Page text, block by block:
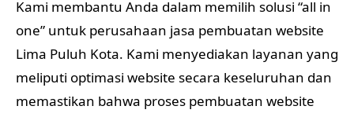
Kami membantu Anda dalam memilih solusi “all in
one” untuk perusahaan jasa pembuatan website
Lima Puluh Kota. Kami menyediakan layanan yang
meliputi optimasi website secara keseluruhan dan
memastikan bahwa proses pembuatan website